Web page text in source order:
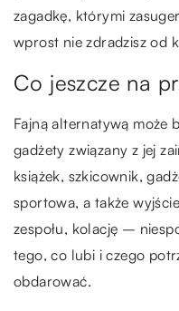
zagadkę, którymi
wprost nie zdradzisz od
Co jeszcze na
Fajną alternatywą może
gadżety związany z jej
książek, szkicownik,
sportowa, a także
zespołu, kolację –
tego, co lubi i czego
obdarować.